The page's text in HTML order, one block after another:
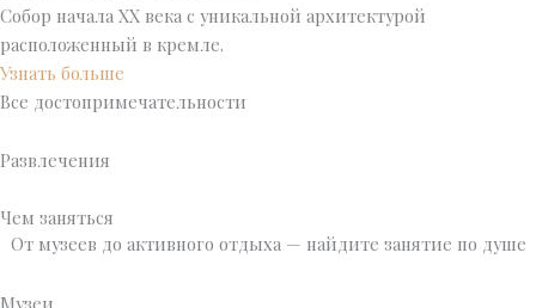
Собор начала XX века с уникальной архитектурой
расположенный в кремле.
Узнать больше
Все достопримечательности
Развлечения
Чем заняться
От музеев до активного отдыха — найдите занятие по душе
Музеи